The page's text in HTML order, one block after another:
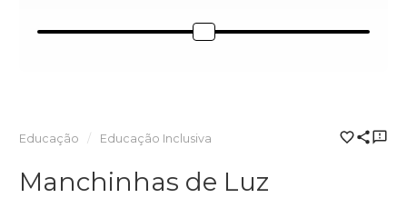
Educação Educação Inclusiva
Manchinhas de Luz